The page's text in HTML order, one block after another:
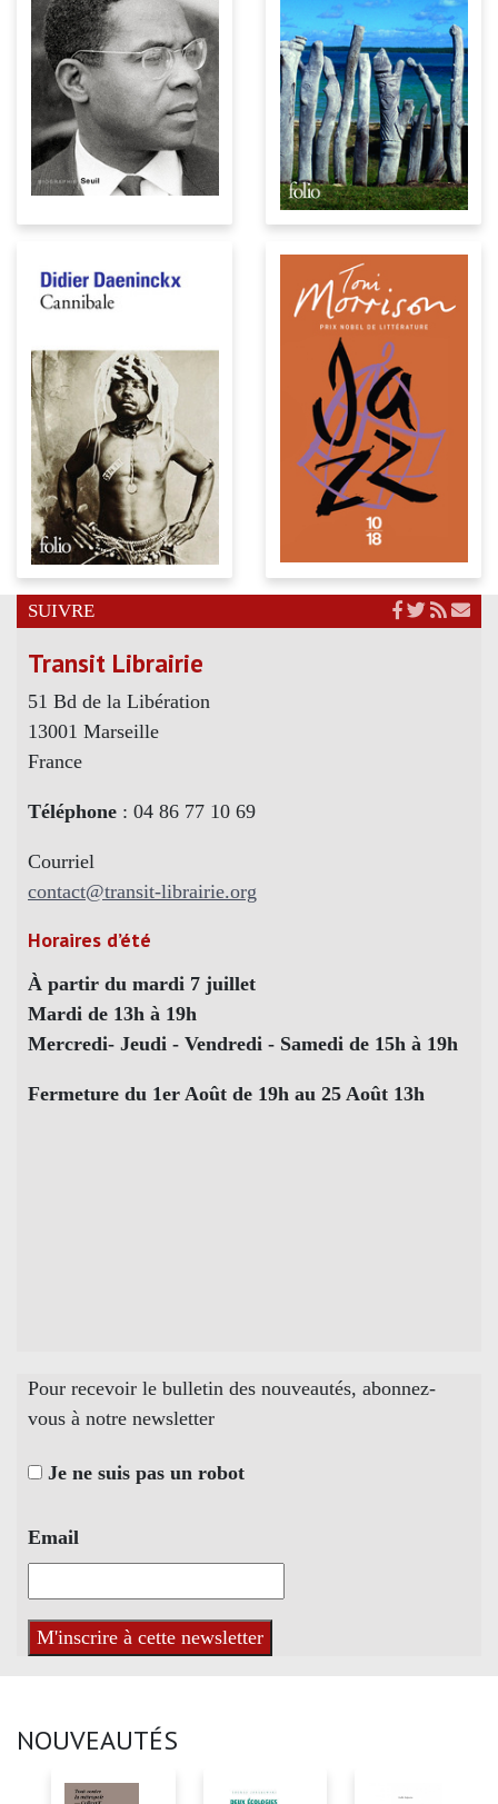
SUIVRE
Transit Librairie
51 Bd de la Libération
13001 Marseille
France
Téléphone : 04 86 77 10 69
Courriel
contact@transit-librairie.org
Horaires d’été
À partir du mardi 7 juillet
Mardi de 13h à 19h
Mercredi- Jeudi - Vendredi - Samedi de 15h à 19h
Fermeture du 1er Août de 19h au 25 Août 13h
Pour recevoir le bulletin des nouveautés, abonnez-
vous à notre newsletter
Je ne suis pas un robot
Email
NOUVEAUTÉS